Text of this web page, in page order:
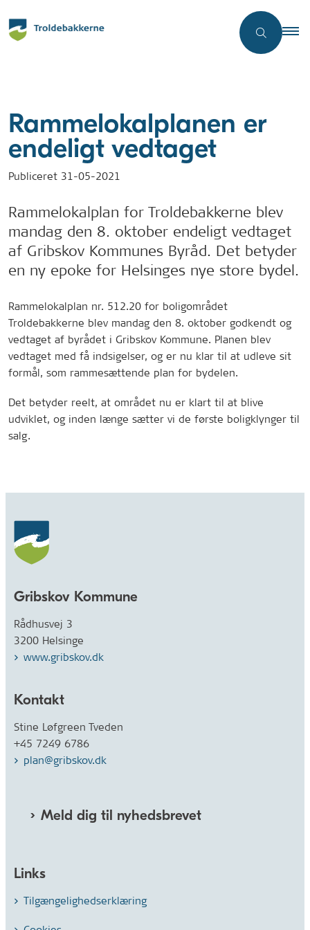
Rammelokalplanen er
endeligt vedtaget
Publiceret 31-05-2021
Rammelokalplan for Troldebakkerne blev
mandag den 8. oktober endeligt vedtaget
af Gribskov Kommunes Byråd. Det betyder
en ny epoke for Helsinges nye store bydel.
Rammelokalplan nr. 512.20 for boligområdet
Troldebakkerne blev mandag den 8. oktober godkendt og
vedtaget af byrådet i Gribskov Kommune. Planen blev
vedtaget med få indsigelser, og er nu klar til at udleve sit
formål, som rammesættende plan for bydelen.
Det betyder reelt, at området nu er klart til at blive
udviklet, og inden længe sætter vi de første boligklynger til
salg.
Gribskov Kommune
Rådhusvej 3
3200 Helsinge
www.gribskov.dk
Kontakt
Stine Løfgreen Tveden
+45 7249 6786
plan@gribskov.dk
Meld dig til nyhedsbrevet
Links
Tilgængelighedserklæring